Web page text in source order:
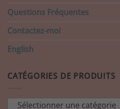
Questions Fréquentes
Contactez-moi
English
CATÉGORIES DE PRODUITS
Sélectionner une catégorie